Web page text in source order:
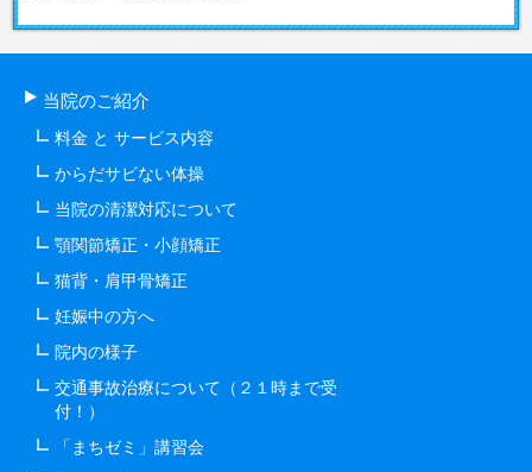
当院のご紹介
料金 と サービス内容
からだサビない体操
当院の清潔対応について
顎関節矯正・小顔矯正
猫背・肩甲骨矯正
妊娠中の方へ
院内の様子
交通事故治療について（２１時まで受
付！）
「まちゼミ」講習会